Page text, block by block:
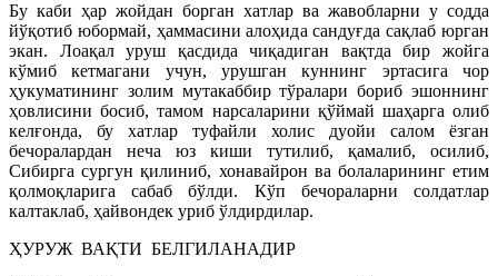
Бу каби ҳар жойдан борган хатлар ва жавобларни у содда
йўқотиб юбормай, ҳаммасини алоҳида сандуғда сақлаб юрган
экан. Лоақал уруш қасдида чиқадиган вақтда бир жойга
кўмиб кетмагани учун, урушган куннинг эртасига чор
ҳукуматининг золим мутакаббир тўралари бориб эшоннинг
ҳовлисини босиб, тамом нарсаларини қўймай шаҳарга олиб
келғонда, бу хатлар туфайли холис дуойи салом ёзган
бечоралардан неча юз киши тутилиб, қамалиб, осилиб,
Сибирга сургун қилиниб, хонавайрон ва болаларининг етим
қолмоқларига сабаб бўлди. Кўп бечораларни солдатлар
калтаклаб, ҳайвондек уриб ўлдирдилар.
ҲУРУЖ ВАҚТИ БЕЛГИЛАНАДИР